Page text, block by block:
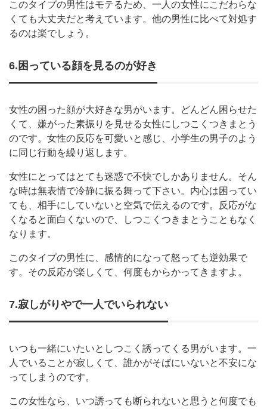
このタイプの男性はモテるため、一人の女性にこだわらな
くても大丈夫だと考えています。他の男性に比べて対処す
るのは楽でしょう。
6.困っている顔を見るのが好き
女性の困った顔が大好きな男がいます。どんどん困らせた
くて、嫌がった素振りを見せる女性にしつこくつきまとう
のです。女性の反応を可愛いと感じ、小学生の男子のよう
に同じ行動を繰り返します。
女性にとってはとても迷惑で不快でしかありません。そん
な時は無表情で冷静に振る舞って下さい。内心は困ってい
ても、相手にしていないと空気で伝えるのです。反応がな
くなると面白くないので、しつこくつきまとうこともなく
なります。
このタイプの男性に、感情的になって怒っても逆効果で
す。その反応が楽しくて、何度もからかってきますよ。
7.寂しがりやで一人でいられない
いつも一緒にいたいとしつこく誘ってくる男がいます。一
人でいることが寂しくて、誰かがそばにいないと不安にな
ってしまうのです。
この女性なら、いつ誘っても断られないと思うと何度でも